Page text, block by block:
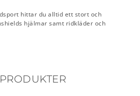
hittar du alltid ett stort och
hjälmar samt ridkläder och